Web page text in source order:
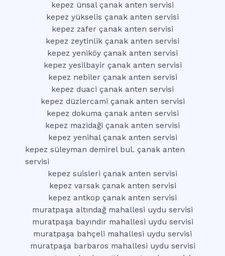
kepez ünsal çanak anten servisi
kepez yükselis çanak anten servisi
kepez zafer çanak anten servisi
kepez zeytinlik çanak anten servisi
kepez yeniköy çanak anten servisi
kepez yesilbayir çanak anten servisi
kepez nebiler çanak anten servisi
kepez duaci çanak anten servisi
kepez düzlercami çanak anten servisi
kepez dokuma çanak anten servisi
kepez mazidaği çanak anten servisi
kepez yenihal çanak anten servisi
kepez süleyman demirel bul. çanak anten
servisi
kepez suisleri çanak anten servisi
kepez varsak çanak anten servisi
kepez antkop çanak anten servisi
muratpaşa altındağ mahallesi uydu servisi
muratpaşa bayındır mahallesi uydu servisi
muratpaşa bahçeli mahallesi uydu servisi
muratpaşa barbaros mahallesi uydu servisi